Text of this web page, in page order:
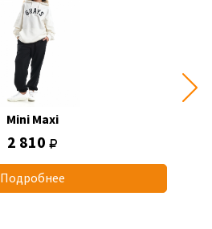
Mini Maxi
2 810
Подробнее